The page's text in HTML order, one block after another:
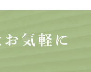
気軽に